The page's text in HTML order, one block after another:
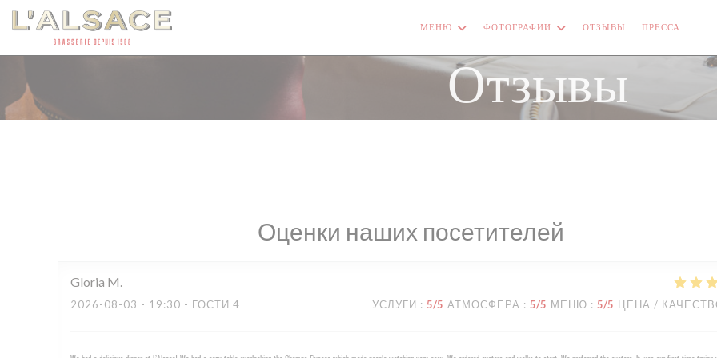
Панель управления cookies
МЕНЮ ФОТОГРАФИИ ОТЗЫВЫ
ПРЕССА
Отзывы
Оценки наших посетителей
Gloria M
2026-08-03 - 19:30 - ГОСТИ 4 УСЛУГИ : 5/5 АТМОСФЕРА : 5/5 МЕНЮ : 5/5 ЦЕНА /